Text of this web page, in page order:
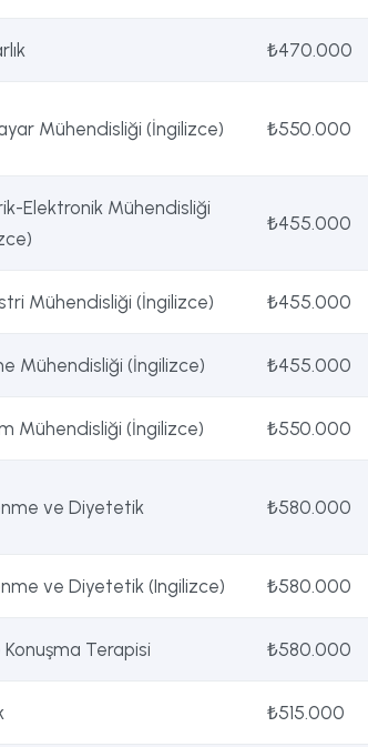
₺470.000
Mühendisliği (İngilizce) ₺550.000
Elektronik Mühendisliği
₺455.000
Mühendisliği (İngilizce) ₺455.000
Mühendisliği (İngilizce) ₺455.000
Mühendisliği (İngilizce) ₺550.000
ve Diyetetik ₺580.000
ve Diyetetik (Ingilizce) ₺580.000
Konuşma Terapisi ₺580.000
₺515.000